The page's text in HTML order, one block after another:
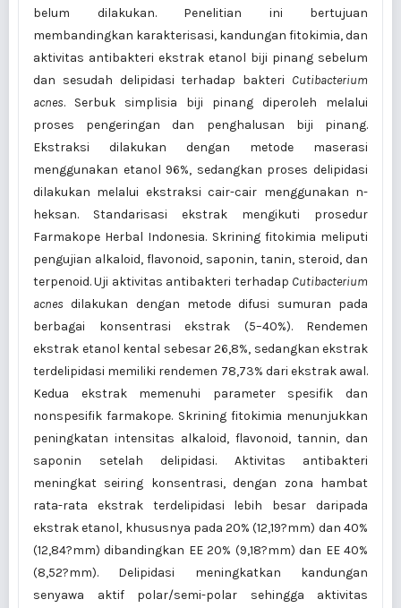
belum dilakukan. Penelitian ini bertujuan
membandingkan karakterisasi, kandungan fitokimia, dan
aktivitas antibakteri ekstrak etanol biji pinang sebelum
dan sesudah delipidasi terhadap bakteri Cutibacterium
acnes. Serbuk simplisia biji pinang diperoleh melalui
proses pengeringan dan penghalusan biji pinang.
Ekstraksi dilakukan dengan metode maserasi
menggunakan etanol 96%, sedangkan proses delipidasi
dilakukan melalui ekstraksi cair-cair menggunakan n-
heksan. Standarisasi ekstrak mengikuti prosedur
Farmakope Herbal Indonesia. Skrining fitokimia meliputi
pengujian alkaloid, flavonoid, saponin, tanin, steroid, dan
terpenoid. Uji aktivitas antibakteri terhadap Cutibacterium
acnes dilakukan dengan metode difusi sumuran pada
berbagai konsentrasi ekstrak (5–40%). Rendemen
ekstrak etanol kental sebesar 26,8%, sedangkan ekstrak
terdelipidasi memiliki rendemen 78,73% dari ekstrak awal.
Kedua ekstrak memenuhi parameter spesifik dan
nonspesifik farmakope. Skrining fitokimia menunjukkan
peningkatan intensitas alkaloid, flavonoid, tannin, dan
saponin setelah delipidasi. Aktivitas antibakteri
meningkat seiring konsentrasi, dengan zona hambat
rata-rata ekstrak terdelipidasi lebih besar daripada
ekstrak etanol, khususnya pada 20% (12,19?mm) dan 40%
(12,84?mm) dibandingkan EE 20% (9,18?mm) dan EE 40%
(8,52?mm). Delipidasi meningkatkan kandungan
senyawa aktif polar/semi-polar sehingga aktivitas